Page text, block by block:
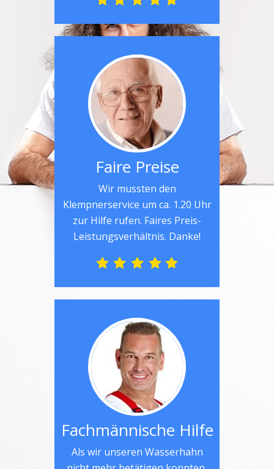
Faire Preise
Wir mussten den
Klempnerservice um ca. 1.20 Uhr
zur Hilfe rufen. Faires Preis-
Leistungsverhältnis. Danke!
Fachmännische Hilfe
Als wir unseren Wasserhahn